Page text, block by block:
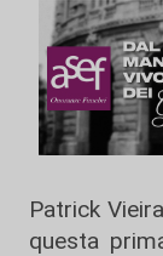
Patrick
questa